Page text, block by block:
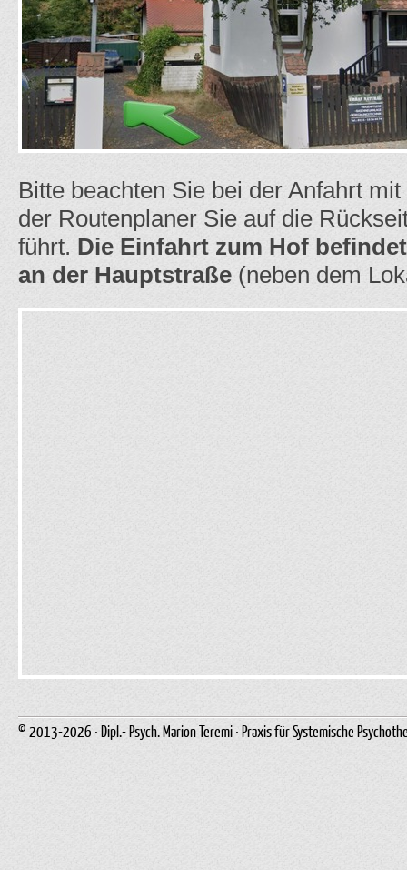
Bitte beachten Sie bei der Anfahrt
der Routenplaner Sie auf die
führt. Die Einfahrt zum Hof
an der Hauptstraße (neben dem
© 2013-2026 · Dipl.- Psych. Marion Teremi · Praxis für Systemische